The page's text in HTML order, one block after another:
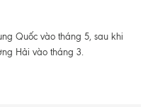
Quốc vào tháng 5, sau khi
Hải vào tháng 3.